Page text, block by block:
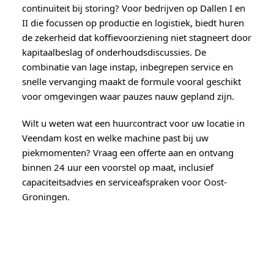
continuïteit bij storing? Voor bedrijven op Dallen I en
II die focussen op productie en logistiek, biedt huren
de zekerheid dat koffievoorziening niet stagneert door
kapitaalbeslag of onderhoudsdiscussies. De
combinatie van lage instap, inbegrepen service en
snelle vervanging maakt de formule vooral geschikt
voor omgevingen waar pauzes nauw gepland zijn.
Wilt u weten wat een huurcontract voor uw locatie in
Veendam kost en welke machine past bij uw
piekmomenten? Vraag een offerte aan en ontvang
binnen 24 uur een voorstel op maat, inclusief
capaciteitsadvies en serviceafspraken voor Oost-
Groningen.